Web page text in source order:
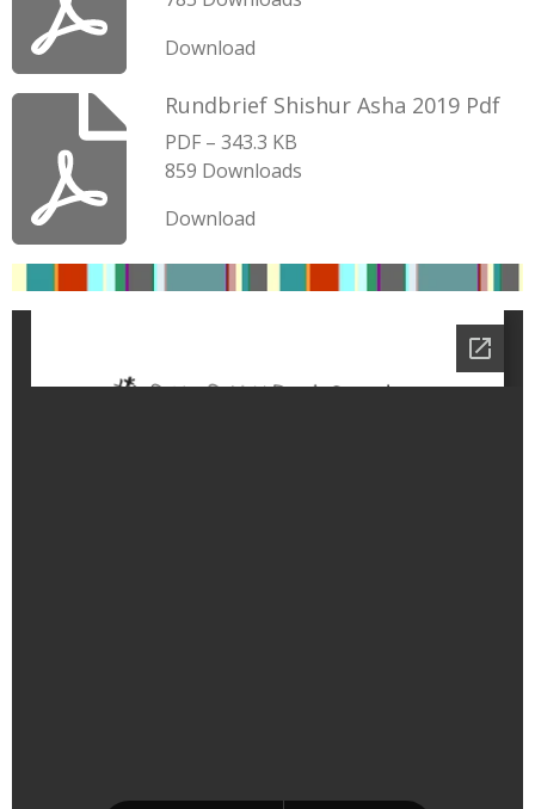
Download
Rundbrief Shishur Asha 2019 Pdf
PDF – 343.3 KB
859 Downloads
Download